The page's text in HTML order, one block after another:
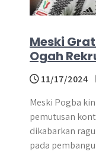
Meski
Ogah
11/17/2024
Meski Pogba
pemutusan
dikabarkan
pada